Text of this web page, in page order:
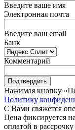
Введите ваше имя
Электронная почта
Введите ваш email
Банк
Комментарий
Подтвердить
Нажимая кнопку
Политику
С Вами свяжется
Цена фиксируется
оплатой в